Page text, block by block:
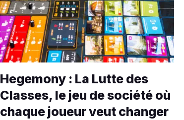
Hegemony : La Lutte des
Classes, le jeu de société où
chaque joueur veut changer